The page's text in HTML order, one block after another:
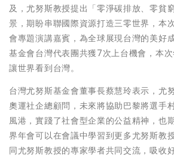
及，尤努斯教授提出「零淨碳排放、零貧
景，期盼串聯國際資源打造三零世界，本
會專題演講嘉賓，為全球展現台灣的美好
基金會台灣代表團共獲7次上台機會，本次
讓世界看到台灣。
台灣尤努斯基金會董事長蔡慧玲表示，尤
奧運社企總顧問，未來將協助巴黎將選手
風港，實踐了社會型企業的公益精神，也
界年會可以在會議中學習到更多尤努斯教
同尤努斯教授的專家學者共同交流，吸收